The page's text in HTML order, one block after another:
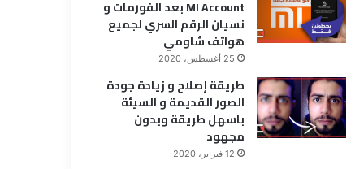
MI Account بعد الفورمات و
نسيان الرقم السري لجميع
هواتف شاومي
25 أغسطس، 2020
طريقة إصلاح و زيادة جودة
الصور القديمة و السيئة
باسهل طريقة وبدون
مجهود
12 فبراير، 2020